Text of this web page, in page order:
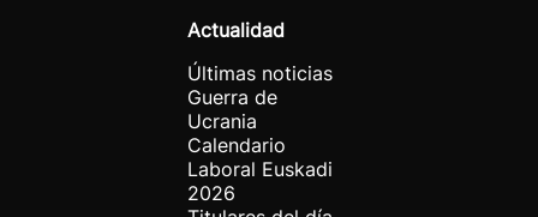
Actualidad
Últimas noticias
Guerra de
Ucrania
Calendario
Laboral Euskadi
2026